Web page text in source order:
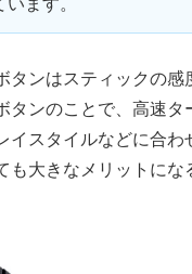
タンはスティックの感
タンのことで、高速タ
イスタイルなどに合わ
も大きなメリットにな